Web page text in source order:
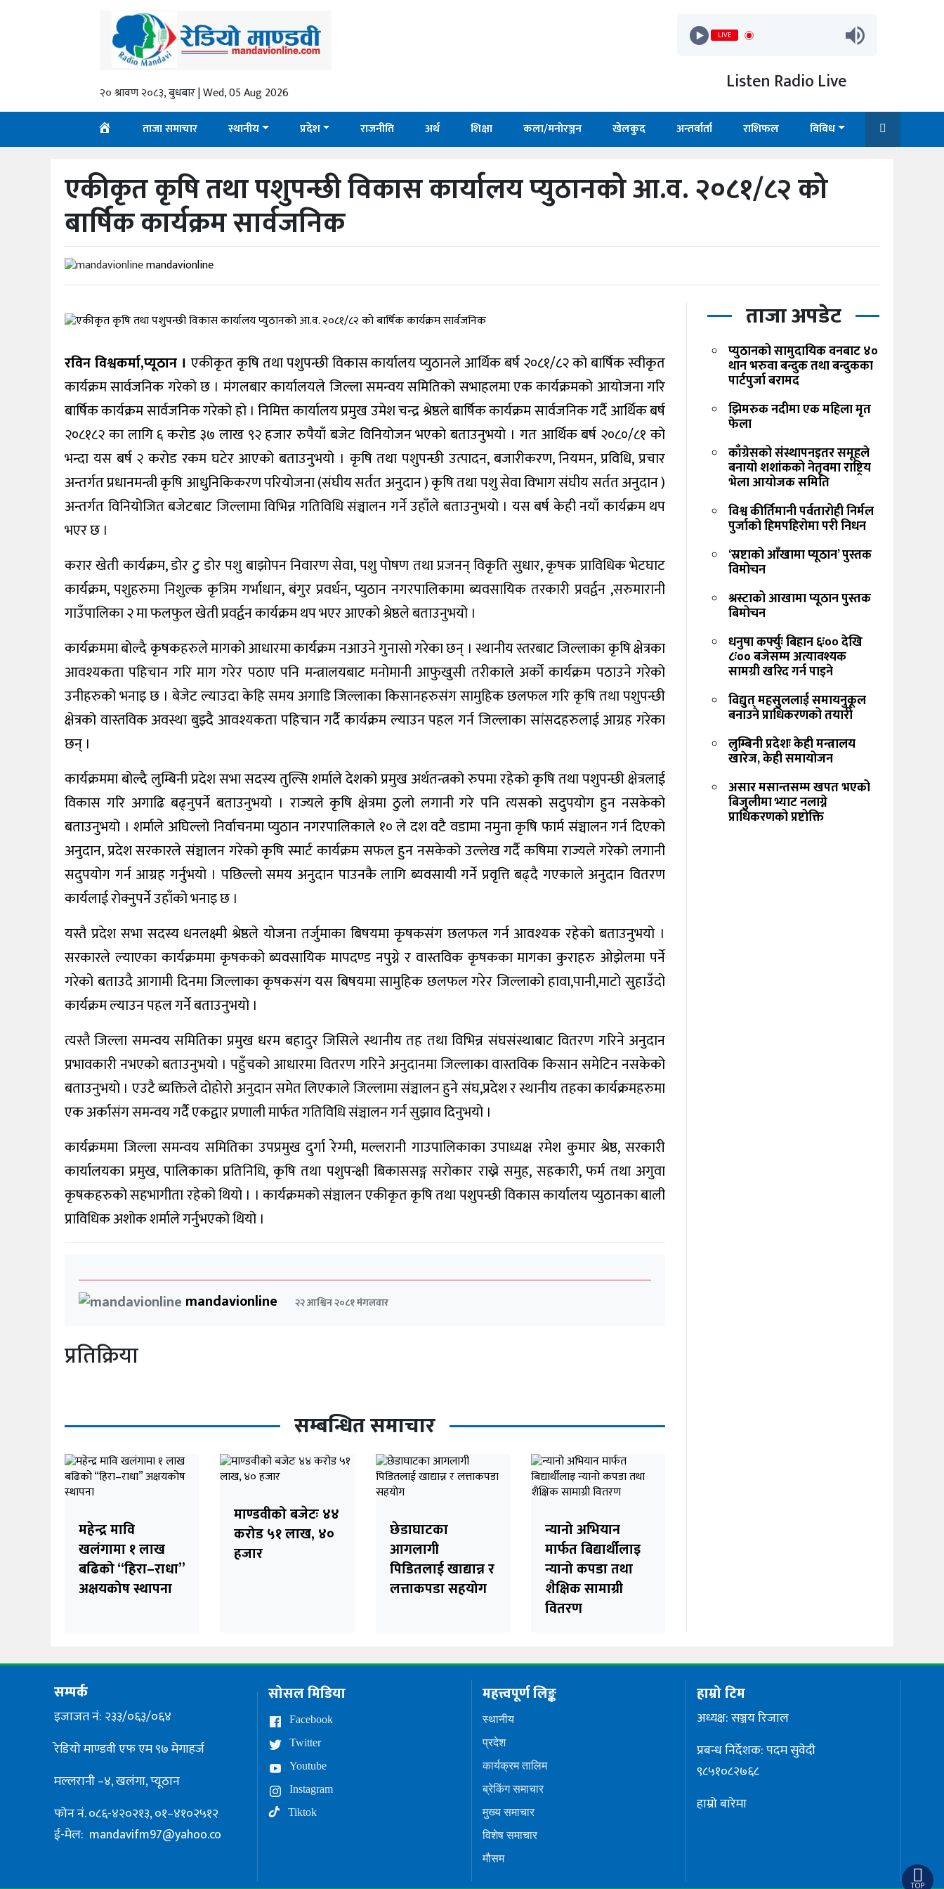
२० श्रावण २०८३, बुधबार | Wed, 05 Aug 2026
LIVE
Listen Radio Live
ताजा समाचार स्थानीय प्रदेश राजनीति अर्थ शिक्षा कला/मनोरञ्जन खेलकुद अन्तर्वार्ता राशिफल विविध
एकीकृत कृषि तथा पशुपन्छी विकास कार्यालय प्युठानको आ.व. २०८१/८२ को
बार्षिक कार्यक्रम सार्वजनिक
mandavionline
रविन विश्वकर्मा,प्यूठान । एकीकृत कृषि तथा पशुपन्छी विकास कार्यालय प्युठानले आर्थिक बर्ष २०८१/८२ को बार्षिक स्वीकृत
कार्यक्रम सार्वजनिक गरेको छ । मंगलबार कार्यालयले जिल्ला समन्वय समितिको सभाहलमा एक कार्यक्रमको आयोजना गरि
बार्षिक कार्यक्रम सार्वजनिक गरेको हो । निमित्त कार्यालय प्रमुख उमेश चन्द्र श्रेष्ठले बार्षिक कार्यक्रम सार्वजनिक गर्दै आर्थिक बर्ष
२०८१८२ का लागि ६ करोड ३७ लाख ९२ हजार रुपैयाँ बजेट विनियोजन भएको बताउनुभयो । गत आर्थिक बर्ष २०८०/८१ को
भन्दा यस बर्ष २ करोड रकम घटेर आएको बताउनुभयो । कृषि तथा पशुपन्छी उत्पादन, बजारीकरण, नियमन, प्रविधि, प्रचार
अन्तर्गत प्रधानमन्त्री कृषि आधुनिकिकरण परियोजना (संघीय सर्तत अनुदान ) कृषि तथा पशु सेवा विभाग संघीय सर्तत अनुदान )
अन्तर्गत विनियोजित बजेटबाट जिल्लामा विभिन्न गतिविधि संञ्चालन गर्ने उहाँले बताउनुभयो । यस बर्ष केही नयाँ कार्यक्रम थप
भएर छ ।
करार खेती कार्यक्रम, डोर टु डोर पशु बाझोपन निवारण सेवा, पशु पोषण तथा प्रजनन् विकृति सुधार, कृषक प्राविधिक भेटघाट
कार्यक्रम, पशुहरुमा निशुल्क कृत्रिम गर्भाधान, बंगुर प्रवर्धन, प्युठान नगरपालिकामा ब्यवसायिक तरकारी प्रवर्द्वन ,सरुमारानी
गाउँपालिका २ मा फलफुल खेती प्रवर्द्वन कार्यक्रम थप भएर आएको श्रेष्ठले बताउनुभयो ।
कार्यक्रममा बोल्दै कृषकहरुले मागको आधारमा कार्यक्रम नआउने गुनासो गरेका छन् । स्थानीय स्तरबाट जिल्लाका कृषि क्षेत्रका
आवश्यकता पहिचान गरि माग गरेर पठाए पनि मन्त्रालयबाट मनोमानी आफुखुसी तरीकाले अर्को कार्यक्रम पठाउने गरेको
उनीहरुको भनाइ छ । बेजेट ल्याउदा केहि समय अगाडि जिल्लाका किसानहरुसंग सामुहिक छलफल गरि कृषि तथा पशुपन्छी
क्षेत्रको वास्तविक अवस्था बुझ्दै आवश्यकता पहिचान गर्दै कार्यक्रम ल्याउन पहल गर्न जिल्लाका सांसदहरुलाई आग्रह गरेका
छन् ।
कार्यक्रममा बोल्दै लुम्बिनी प्रदेश सभा सदस्य तुल्सि शर्माले देशको प्रमुख अर्थतन्त्रको रुपमा रहेको कृषि तथा पशुपन्छी क्षेत्रलाई
विकास गरि अगाढि बढ्नुपर्ने बताउनुभयो । राज्यले कृषि क्षेत्रमा ठुलो लगानी गरे पनि त्यसको सदुपयोग हुन नसकेको
बताउनुभयो । शर्माले अघिल्लो निर्वाचनमा प्युठान नगरपालिकाले १० ले दश वटै वडामा नमुना कृषि फार्म संञ्चालन गर्न दिएको
अनुदान, प्रदेश सरकारले संञ्चालन गरेको कृषि स्मार्ट कार्यक्रम सफल हुन नसकेको उल्लेख गर्दै कषिमा राज्यले गरेको लगानी
सदुपयोग गर्न आग्रह गर्नुभयो । पछिल्लो समय अनुदान पाउनकै लागि ब्यवसायी गर्ने प्रवृत्ति बढ्दै गएकाले अनुदान वितरण
कार्यलाई रोक्नुपर्ने उहाँको भनाइ छ ।
यस्तै प्रदेश सभा सदस्य धनलक्ष्मी श्रेष्ठले योजना तर्जुमाका बिषयमा कृषकसंग छलफल गर्न आवश्यक रहेको बताउनुभयो ।
सरकारले ल्याएका कार्यक्रममा कृषकको ब्यवसायिक मापदण्ड नपुग्ने र वास्तविक कृषकका मागका कुराहरु ओझेलमा पर्ने
गरेको बताउदै आगामी दिनमा जिल्लाका कृषकसंग यस बिषयमा सामुहिक छलफल गरेर जिल्लाको हावा,पानी,माटो सुहाउँदो
कार्यक्रम ल्याउन पहल गर्ने बताउनुभयो ।
त्यस्तै जिल्ला समन्वय समितिका प्रमुख धरम बहादुर जिसिले स्थानीय तह तथा विभिन्न संघसंस्थाबाट वितरण गरिने अनुदान
प्रभावकारी नभएको बताउनुभयो । पहुँचको आधारमा वितरण गरिने अनुदानमा जिल्लाका वास्तविक किसान समेटिन नसकेको
बताउनुभयो । एउटै ब्यक्तिले दोहोरो अनुदान समेत लिएकाले जिल्लामा संञ्चालन हुने संघ,प्रदेश र स्थानीय तहका कार्यक्रमहरुमा
एक अर्कासंग समन्वय गर्दै एकद्वार प्रणाली मार्फत गतिविधि संञ्चालन गर्न सुझाव दिनुभयो ।
कार्यक्रममा जिल्ला समन्वय समितिका उपप्रमुख दुर्गा रेग्मी, मल्लरानी गाउपालिकाका उपाध्यक्ष रमेश कुमार श्रेष्ठ, सरकारी
कार्यालयका प्रमुख, पालिकाका प्रतिनिधि, कृषि तथा पशुपन्क्षी बिकाससङ्ग सरोकार राख्ने समुह, सहकारी, फर्म तथा अगुवा
कृषकहरुको सहभागीता रहेको थियो । । कार्यक्रमको संञ्चालन एकीकृत कृषि तथा पशुपन्छी विकास कार्यालय प्युठानका बाली
प्राविधिक अशोक शर्माले गर्नुभएको थियो ।
mandavionline २२ आश्विन २०८१ मंगलवार
प्रतिक्रिया
सम्बन्धित समाचार
महेन्द्र मावि
खलंगामा १ लाख
बढिको “हिरा–राधा”
अक्षयकोष स्थापना
माण्डवीको बजेटः ४४
करोड ५१ लाख, ४०
हजार
छेडाघाटका
आगलागी
पिडितलाई खाद्यान्न र
लत्ताकपडा सहयोग
न्यानो अभियान
मार्फत बिद्यार्थीलाइ
न्यानो कपडा तथा
शैक्षिक सामाग्री
वितरण
ताजा अपडेट
प्युठानको सामुदायिक वनबाट ४०
थान भरुवा बन्दुक तथा बन्दुकका
पार्टपुर्जा बरामद
झिमरुक नदीमा एक महिला मृत
फेला
काँग्रेसको संस्थापनइतर समूहले
बनायो शशांकको नेतृवमा राष्ट्रिय
भेला आयोजक समिति
विश्व कीर्तिमानी पर्वतारोही निर्मल
पुर्जाको हिमपहिरोमा परी निधन
‘स्रष्टाको आँखामा प्यूठान’ पुस्तक
विमोचन
श्रस्टाको आखामा प्यूठान पुस्तक
बिमोचन
धनुषा कर्फ्युः बिहान ६ः०० देखि
८ः०० बजेसम्म अत्यावश्यक
सामग्री खरिद गर्न पाइने
विद्युत् महसुललाई समायनुकूल
बनाउने प्राधिकरणको तयारी
लुम्बिनी प्रदेशः केही मन्त्रालय
खारेज, केही समायोजन
असार मसान्तसम्म खपत भएको
बिजुलीमा भ्याट नलाग्ने
प्राधिकरणको प्रष्टोक्ति
सम्पर्क
इजाजत नं: २३३/०६३/०६४
रेडियो माण्डवी एफ एम ९७ मेगाहर्ज
मल्लरानी –४, खलंगा, प्यूठान
फोन नं. ०८६-४२०२१३, ०१–४१०२५१२
ई-मेल: mandavifm97@yahoo.co
सोसल मिडिया
Facebook
Twitter
Youtube
Instagram
Tiktok
महत्त्वपूर्ण लिङ्क
स्थानीय
प्रदेश
कार्यक्रम तालिम
ब्रेकिंग समाचार
मुख्य समाचार
विशेष समाचार
मौसम
हाम्रो टिम
अध्यक्ष: सञ्जय रिजाल
प्रबन्ध निर्देशक: पदम सुवेदी
९८५१०८२७६८
हाम्रो बारेमा
TOP